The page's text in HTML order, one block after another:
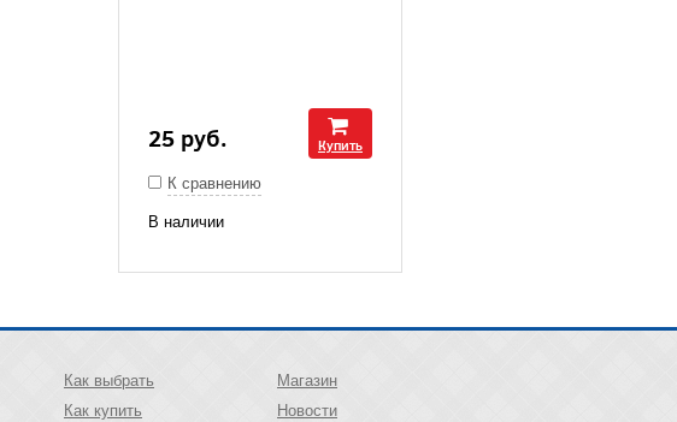
25 руб. Купить
К сравнению
В наличии
Как выбрать
Как купить
Магазин
Новости